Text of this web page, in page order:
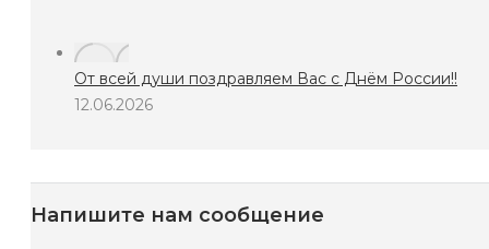
От всей души поздравляем Вас с Днём России!!
12.06.2026
Напишите нам сообщение